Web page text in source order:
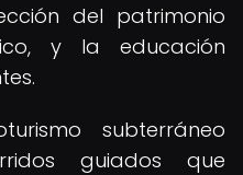
del patrimonio
y la educación
subterráneo
guiados que